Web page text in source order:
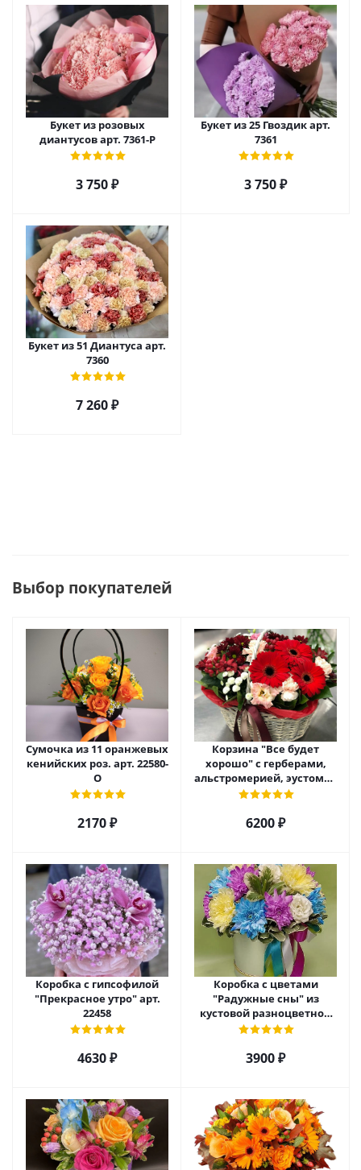
Букет из розовых
диантусов арт. 7361-Р
3 750₽
Букет из 25 Гвоздик арт.
7361
3 750₽
Букет из 51 Диантуса арт.
7360
7 260₽
Выбор покупателей
Сумочка из 11 оранжевых
кенийских роз. арт. 22580-
О
2170 ₽
Корзина "Все будет
хорошо" с герберами,
альстромерией, эустомой
и хризантемой арт. 22461
6200 ₽
Коробка с гипсофилой
"Прекрасное утро" арт.
22458
4630 ₽
Коробка с цветами
"Радужные сны" из
кустовой разноцветной
хризантемы арт. 22457
3900 ₽